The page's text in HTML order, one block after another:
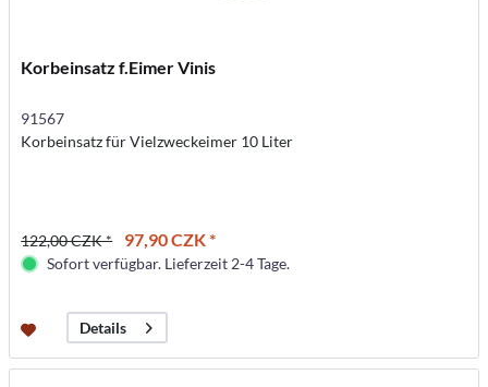
Korbeinsatz f.Eimer Vinis
91567
Korbeinsatz für Vielzweckeimer 10 Liter
122,00 CZK * 97,90 CZK *
Sofort verfügbar. Lieferzeit 2-4 Tage.
Details